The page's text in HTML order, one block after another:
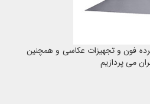
فون و تجهیزات عکاسی و همچنین
می پردازیم